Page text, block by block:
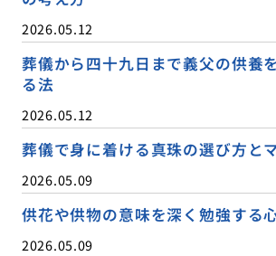
2026.05.12
葬儀から四十九日まで義父の供養
る法
2026.05.12
葬儀で身に着ける真珠の選び方と
2026.05.09
供花や供物の意味を深く勉強する
2026.05.09